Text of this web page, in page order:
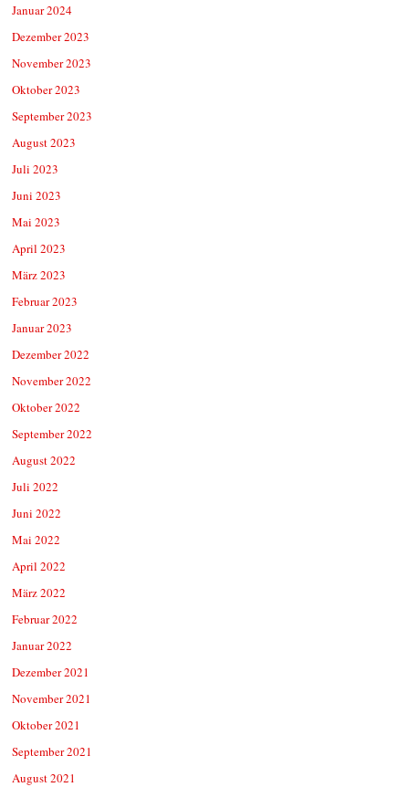
Januar 2024
Dezember 2023
November 2023
Oktober 2023
September 2023
August 2023
Juli 2023
Juni 2023
Mai 2023
April 2023
März 2023
Februar 2023
Januar 2023
Dezember 2022
November 2022
Oktober 2022
September 2022
August 2022
Juli 2022
Juni 2022
Mai 2022
April 2022
März 2022
Februar 2022
Januar 2022
Dezember 2021
November 2021
Oktober 2021
September 2021
August 2021